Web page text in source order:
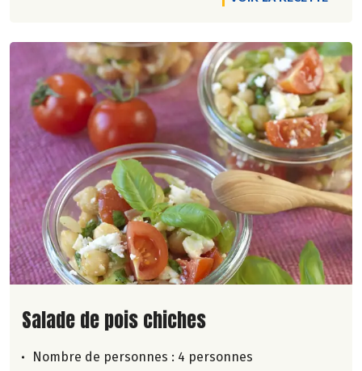
Lire la suite de la recette
Salade de pois chiches
Nombre de personnes : 4 personnes